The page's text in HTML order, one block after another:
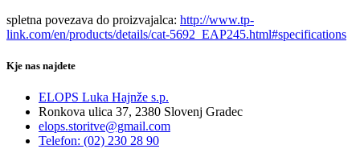
spletna povezava do proizvajalca: http://www.tp-
link.com/en/products/details/cat-5692_EAP245.html#specifications
Kje nas najdete
ELOPS Luka Hajnže s.p.
Ronkova ulica 37, 2380 Slovenj Gradec
elops.storitve@gmail.com
Telefon: (02) 230 28 90